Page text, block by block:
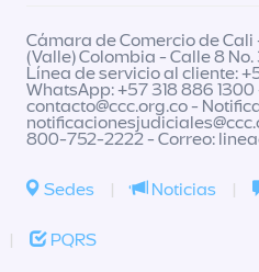
Cámara de Comercio de Cali
(Valle) Colombia - Calle 8 No.
Línea de servicio al cliente:
WhatsApp: +57 318 886
contacto@ccc.org.co-
800-752-2222 - Correo:
Sedes | Noticias |
| PQRS